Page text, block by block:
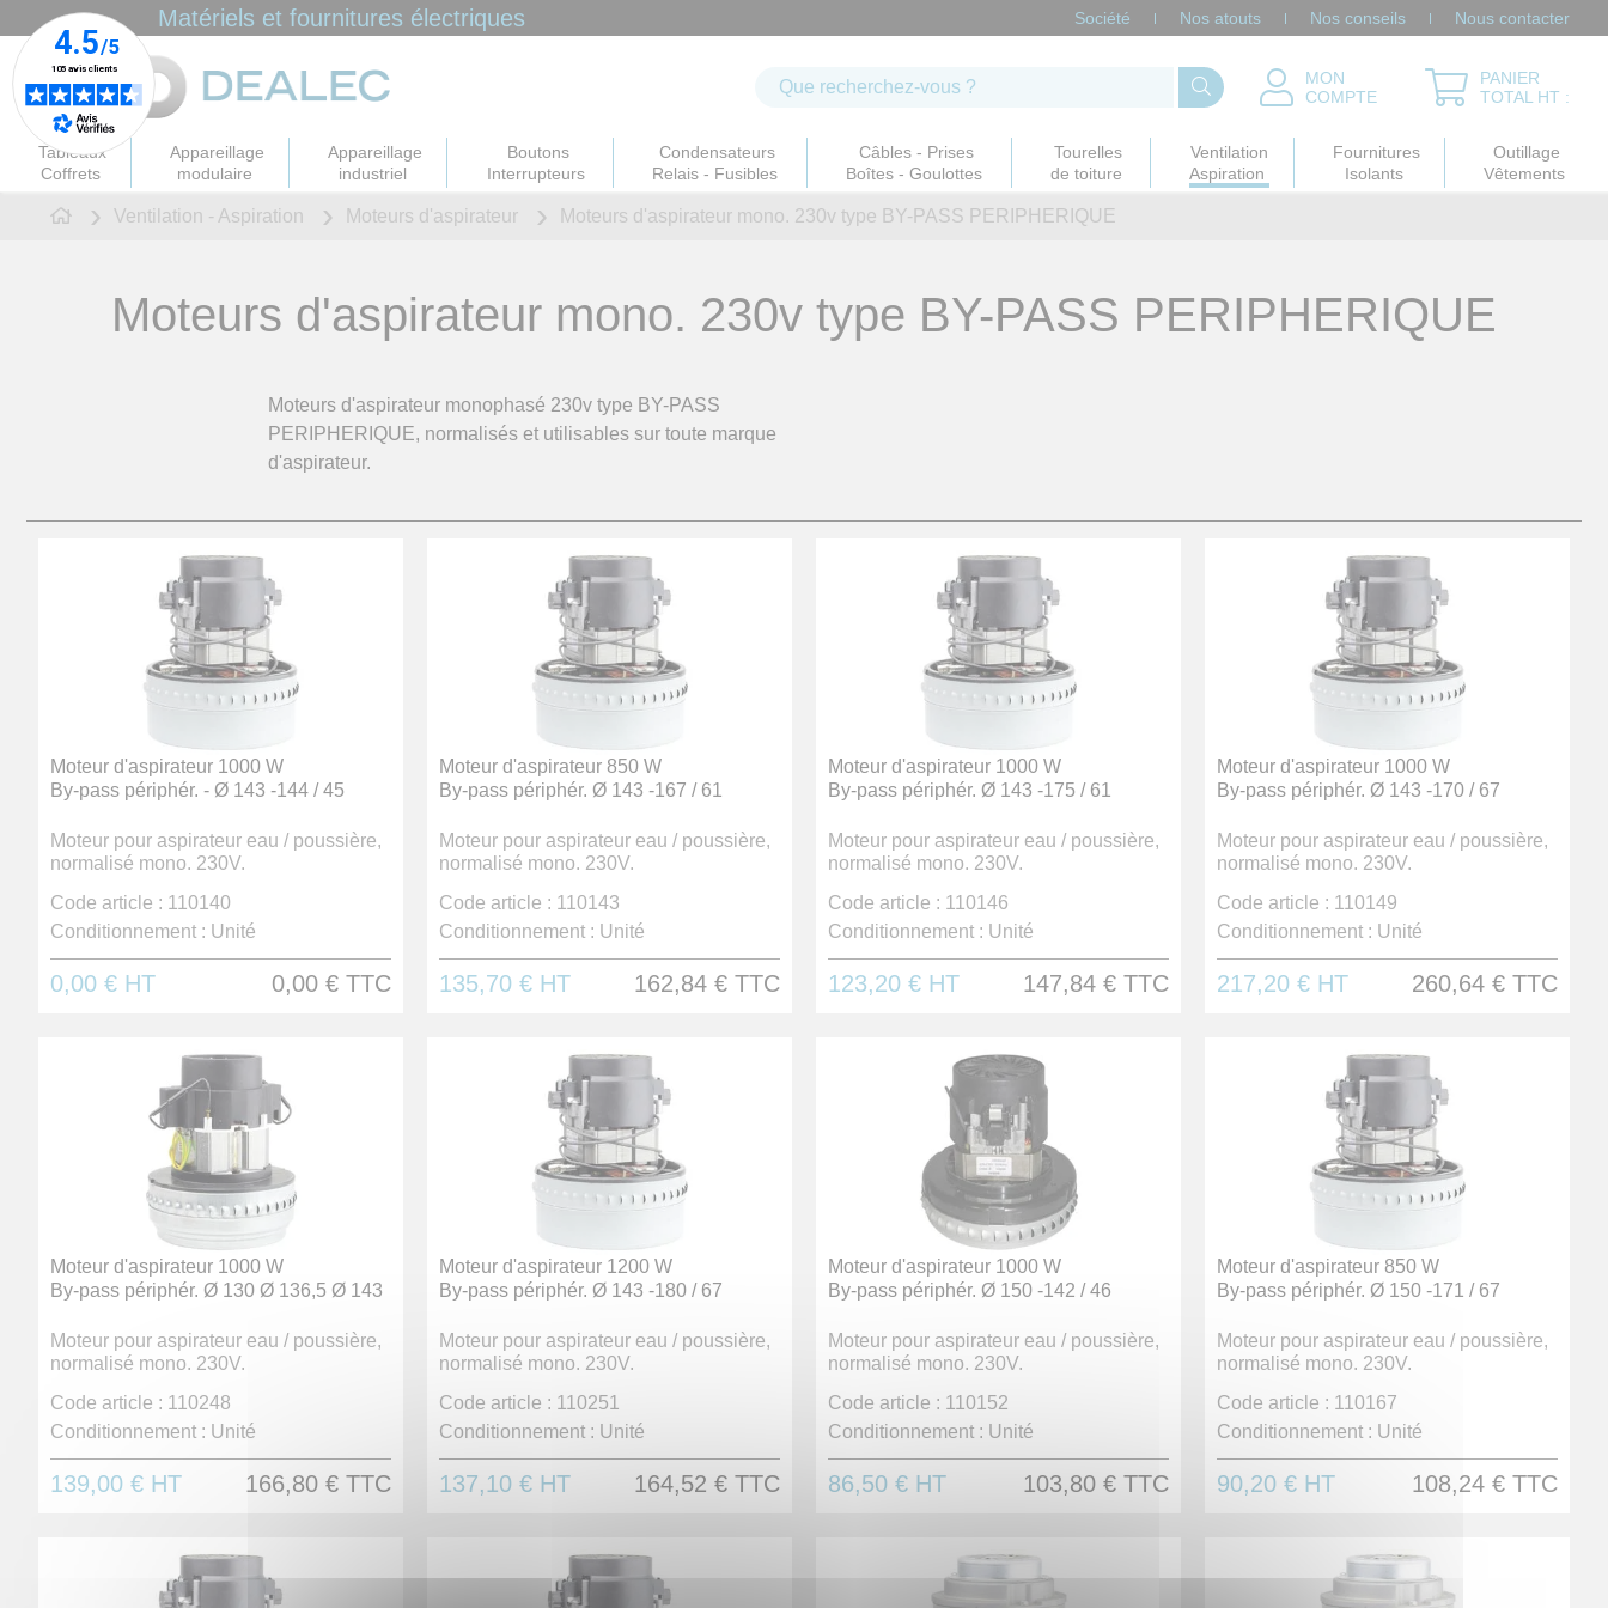
Matériels et fournitures électriques Société Nos atouts Nos conseils Nous contacter
MON
COMPTE
PANIER
TOTAL HT :
Tableaux
Coffrets
Appareillage
modulaire
Appareillage
industriel
Boutons
Interrupteurs
Condensateurs
Relais - Fusibles
Câbles - Prises
Boîtes - Goulottes
Tourelles
de toiture
Ventilation
Aspiration
Fournitures
Isolants
Outillage
Vêtements
Ventilation - Aspiration Moteurs d'aspirateur Moteurs d'aspirateur mono. 230v type BY-PASS PERIPHERIQUE
Moteurs d'aspirateur mono. 230v type BY-PASS PERIPHERIQUE
Moteurs d'aspirateur monophasé 230v type BY-PASS
PERIPHERIQUE, normalisés et utilisables sur toute marque
d'aspirateur.
Moteur d'aspirateur 1000 W
By-pass périphér. - Ø 143 -144 / 45
Moteur pour aspirateur eau / poussière,
normalisé mono. 230V.
Code article : 110140
Conditionnement : Unité
0,00 € HT 0,00 € TTC
Moteur d'aspirateur 850 W
By-pass périphér. Ø 143 -167 / 61
Moteur pour aspirateur eau / poussière,
normalisé mono. 230V.
Code article : 110143
Conditionnement : Unité
135,70 € HT 162,84 € TTC
Moteur d'aspirateur 1000 W
By-pass périphér. Ø 143 -175 / 61
Moteur pour aspirateur eau / poussière,
normalisé mono. 230V.
Code article : 110146
Conditionnement : Unité
123,20 € HT 147,84 € TTC
Moteur d'aspirateur 1000 W
By-pass périphér. Ø 143 -170 / 67
Moteur pour aspirateur eau / poussière,
normalisé mono. 230V.
Code article : 110149
Conditionnement : Unité
217,20 € HT 260,64 € TTC
Moteur d'aspirateur 1000 W
By-pass périphér. Ø 130 Ø 136,5 Ø 143
Moteur pour aspirateur eau / poussière,
normalisé mono. 230V.
Code article : 110248
Conditionnement : Unité
139,00 € HT 166,80 € TTC
Moteur d'aspirateur 1200 W
By-pass périphér. Ø 143 -180 / 67
Moteur pour aspirateur eau / poussière,
normalisé mono. 230V.
Code article : 110251
Conditionnement : Unité
137,10 € HT 164,52 € TTC
Moteur d'aspirateur 1000 W
By-pass périphér. Ø 150 -142 / 46
Moteur pour aspirateur eau / poussière,
normalisé mono. 230V.
Code article : 110152
Conditionnement : Unité
86,50 € HT 103,80 € TTC
Moteur d'aspirateur 850 W
By-pass périphér. Ø 150 -171 / 67
Moteur pour aspirateur eau / poussière,
normalisé mono. 230V.
Code article : 110167
Conditionnement : Unité
90,20 € HT 108,24 € TTC
Panneau de gestion des cookies